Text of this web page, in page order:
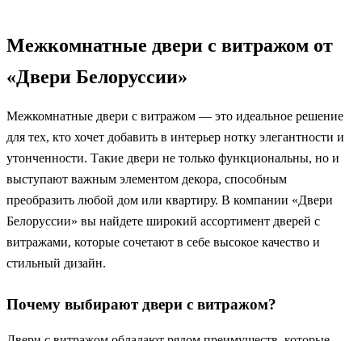
Межкомнатные двери с витражом от
«Двери Белоруссии»
Межкомнатные двери с витражом — это идеальное решение
для тех, кто хочет добавить в интерьер нотку элегантности и
утонченности. Такие двери не только функциональны, но и
выступают важным элементом декора, способным
преобразить любой дом или квартиру. В компании «Двери
Белоруссии» вы найдете широкий ассортимент дверей с
витражами, которые сочетают в себе высокое качество и
стильный дизайн.
Почему выбирают двери с витражом?